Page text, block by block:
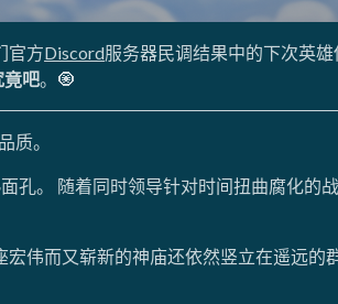
官方Discord服务器民调结果中的下次英
竟吧。🧿
质。
孔。 随着同时领导针对时间扭曲腐化的
伟而又崭新的神庙还依然竖立在遥远的